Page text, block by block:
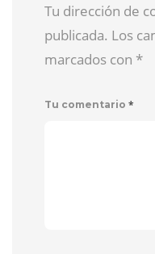
Tu dirección de
publicada. Los
marcados con *
Tu comentario *